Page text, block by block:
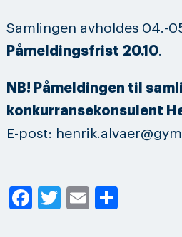
Samlingen avholdes 04.-
Påmeldingsfrist 20.10.
NB! Påmeldingen til
konkurransekonsulent
E-post:
Facebook
Twitter
Email